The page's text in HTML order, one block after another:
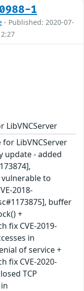
1
- Published: 2020-07-
LibVNCServer
LibVNCServer
update - added
to
2018-
buffer
+
fix CVE-2019-
in
of service +
fix CVE-2020-
TCP